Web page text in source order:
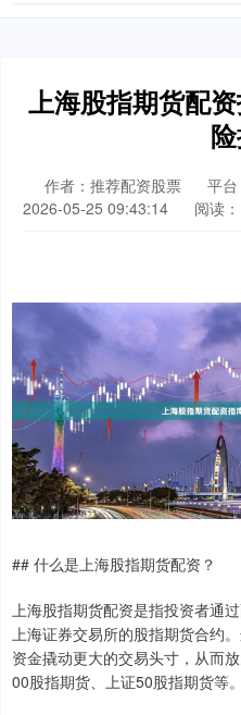
上海股指期货配
作者：推荐配资股票 平
2026-05-25 09:43:14
阅读
## 什么是上海股指期货配资？
上海股指期货配资是指投资者通
上海证券交易所的股指期货合约
资金撬动更大的交易头寸，从而
00股指期货、上证50股指期货等。